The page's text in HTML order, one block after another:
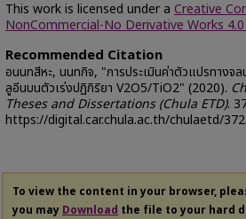
This work is licensed under a Creative
NonCommercial-No Derivative Works
Recommended Citation
อนนทสีหะ, นนทกิจ, "การประเมินค่าตัวแปรทางจ
ลูอีนบนตัวเร่งปฏิกิริยา V2O5/TiO2" (2020).
Theses and Dissertations (Chula ETD).
https://digital.car.chula.ac.th/chulaetd/
To view the content in your browser,
you may Download the file to your hard